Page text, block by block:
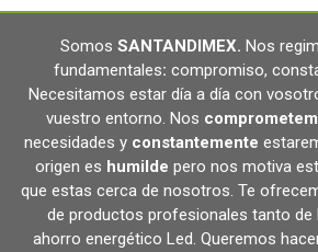
Somos SANTANDIMEX. Nos
fundamentales: compromiso,
Necesitamos estar día a día con
vuestro entorno. Nos
necesidades y constantemente
origen es humilde pero nos motiva
que estas cerca de nosotros. Te
de productos profesionales tanto de
ahorro energético Led. Queremos